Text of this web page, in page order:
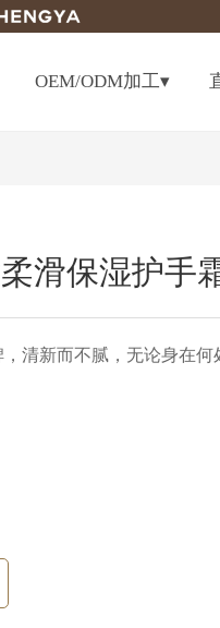
OEM/ODM加工▾
滑保湿护手
清新而不腻，无论身在